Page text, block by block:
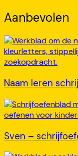
Aanbevolen
Naam leren
Sven –